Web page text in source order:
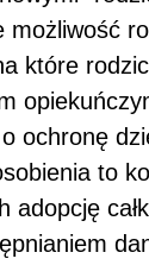
możliwość
które
ochronę
to
adopcję